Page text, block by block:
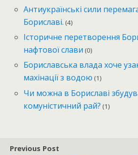
Антиукраїнські сили
Бориславі. (4)
Історичне перетворення
нафтової слави (0)
Бориславська влада хоче
махінації з водою (1)
Чи можна в Бориславі
комуністичний рай? (1)
Previous Post